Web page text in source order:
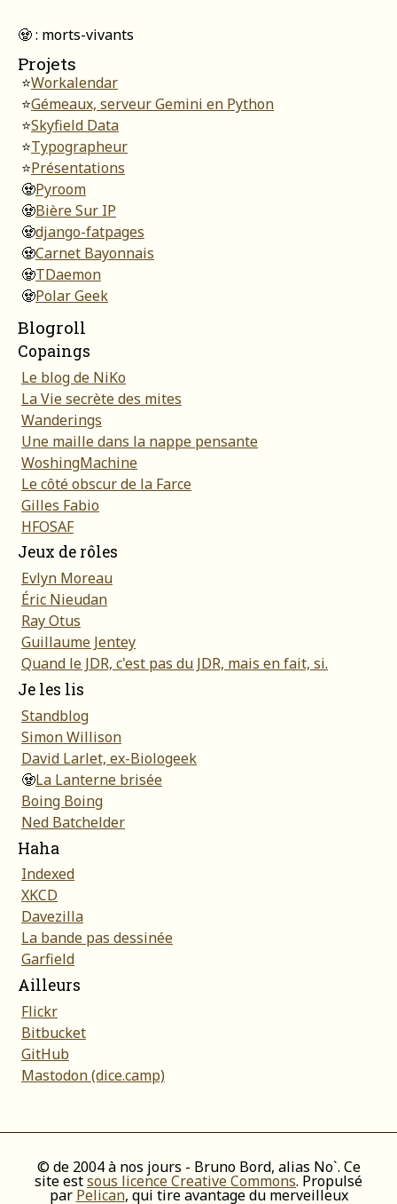
🧟 : morts-vivants
Projets
⭐Workalendar
⭐Gémeaux, serveur Gemini en Python
⭐Skyfield Data
⭐Typographeur
⭐Présentations
🧟Pyroom
🧟Bière Sur IP
🧟django-fatpages
🧟Carnet Bayonnais
🧟TDaemon
🧟Polar Geek
Blogroll
Copaings
Le blog de NiKo
La Vie secrète des mites
Wanderings
Une maille dans la nappe pensante
WoshingMachine
Le côté obscur de la Farce
Gilles Fabio
HFOSAF
Jeux de rôles
Evlyn Moreau
Éric Nieudan
Ray Otus
Guillaume Jentey
Quand le JDR, c'est pas du JDR, mais en fait, si.
Je les lis
Standblog
Simon Willison
David Larlet, ex-Biologeek
🧟La Lanterne brisée
Boing Boing
Ned Batchelder
Haha
Indexed
XKCD
Davezilla
La bande pas dessinée
Garfield
Ailleurs
Flickr
Bitbucket
GitHub
Mastodon (dice.camp)
© de 2004 à nos jours - Bruno Bord, alias No`. Ce
site estsous licence Creative Commons. Propulsé
par Pelican, qui tire avantage du merveilleux